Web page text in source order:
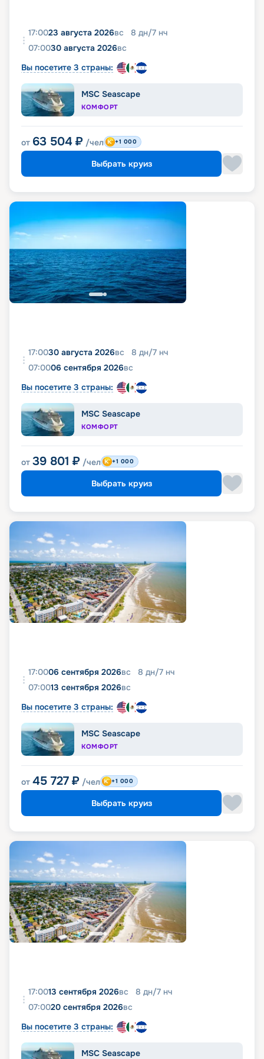
17:0023 августа 2026вс 8 дн/7 нч
07:0030 августа 2026вс
Вы посетите 3 страны:
MSC Seascape
КОМФОРТ
от 63 504 ₽ /чел +1 000
Выбрать круиз
17:0030 августа 2026вс 8 дн/7 нч
07:0006 сентября 2026вс
Вы посетите 3 страны:
MSC Seascape
КОМФОРТ
от 39 801 ₽ /чел +1 000
Выбрать круиз
17:0006 сентября 2026вс 8 дн/7 нч
07:0013 сентября 2026вс
Вы посетите 3 страны:
MSC Seascape
КОМФОРТ
от 45 727 ₽ /чел +1 000
Выбрать круиз
17:0013 сентября 2026вс 8 дн/7 нч
07:0020 сентября 2026вс
Вы посетите 3 страны:
MSC Seascape